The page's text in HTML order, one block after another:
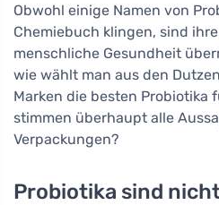
Obwohl einige Namen von
Chemiebuch klingen, sind
menschliche Gesundheit
wie wählt man aus den
Marken die besten Probiotika
stimmen überhaupt alle
Verpackungen?
Probiotika sind